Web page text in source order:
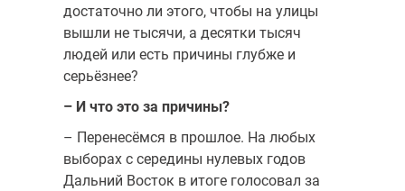
достаточно ли этого, чтобы на улицы
вышли не тысячи, а десятки тысяч
людей или есть причины глубже и
серьёзнее?
– И что это за причины?
– Перенесёмся в прошлое. На любых
выборах с середины нулевых годов
Дальний Восток в итоге голосовал за